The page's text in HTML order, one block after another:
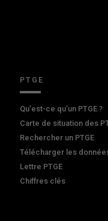
PTGE
Qu’est-ce qu’un PTGE ?
Carte de situation des
Rechercher un PTGE
Télécharger les
Lettre PTGE
Chiffres clés